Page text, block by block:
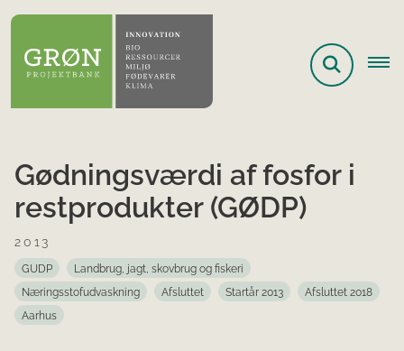
Gødningsværdi af fosfor i
restprodukter (GØDP)
2013
GUDP
Landbrug, jagt, skovbrug og fiskeri
Næringsstofudvaskning
Afsluttet Startår 2013
Afsluttet 2018
Aarhus